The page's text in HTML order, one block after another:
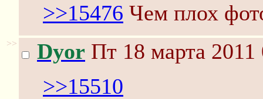
>>15476 Чем плох
>> Dyor Пт 18 марта 2011
>>15510